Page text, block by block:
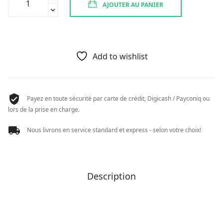
50
ML
AJOUTER AU PANIER
Add to wishlist
Payez en toute sécurité par carte de crédit, Digicash / Payconiq ou
lors de la prise en charge.
Nous livrons en service standard et express - selon votre choix!
Description